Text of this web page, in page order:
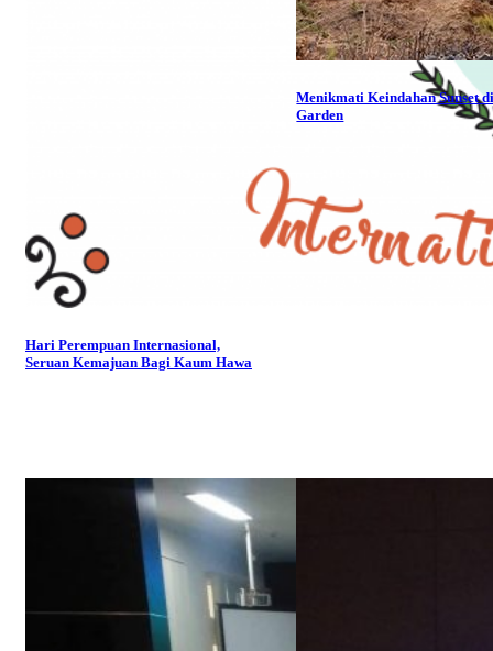
Hari Perempuan Internasional,
Seruan Kemajuan Bagi Kaum Hawa
Menikmati Keindahan Sunset
Garden